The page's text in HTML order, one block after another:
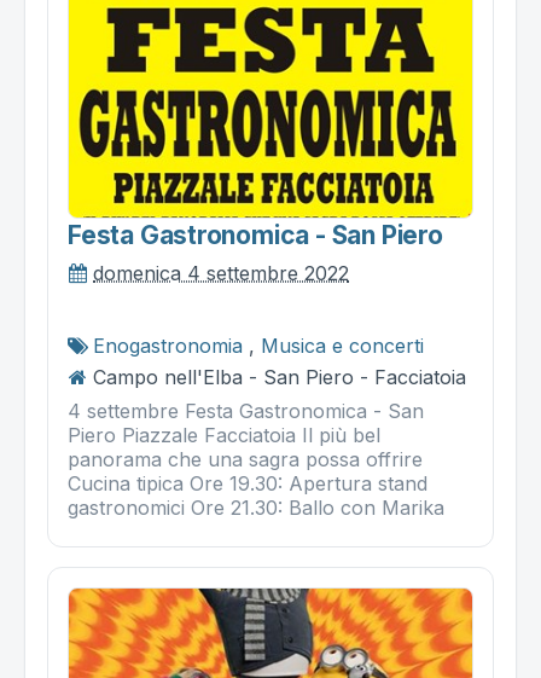
Festa Gastronomica - San Piero
domenica 4 settembre 2022
Enogastronomia , Musica e concerti
Campo nell'Elba - San Piero - Facciatoia
4 settembre Festa Gastronomica - San
Piero Piazzale Facciatoia Il più bel
panorama che una sagra possa offrire
Cucina tipica Ore 19.30: Apertura stand
gastronomici Ore 21.30: Ballo con Marika